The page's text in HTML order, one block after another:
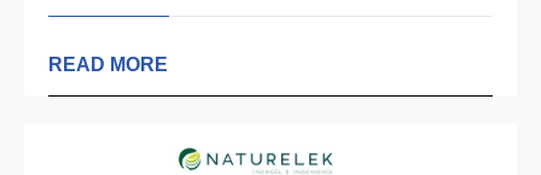
READ MORE